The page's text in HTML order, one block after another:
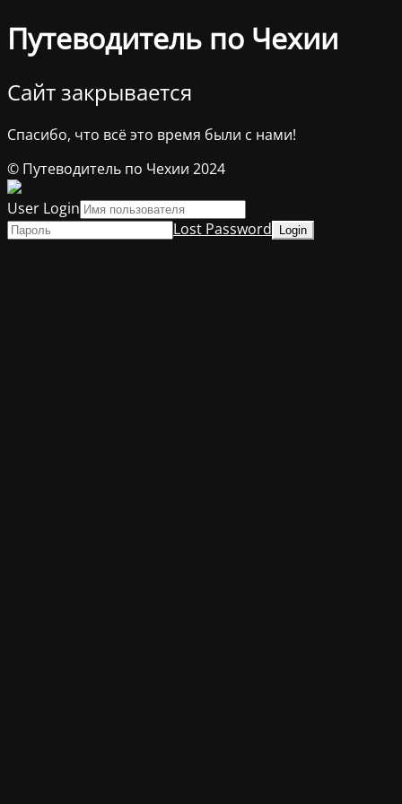
Путеводитель по Чехии
Сайт закрывается
Спасибо, что всё это время были с нами!
© Путеводитель по Чехии 2024
User Login
Lost Password